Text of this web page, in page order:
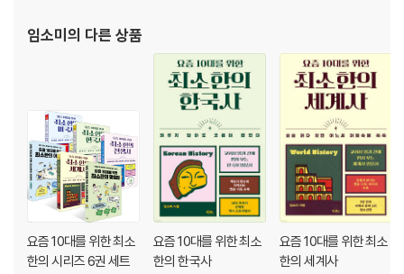
조선의 부흥과 발전을 이룬 예종과 성종
조선을 휘감은 피바람, 사화의 시대
임진왜란, 조선 역사의 분기점이 된 전쟁
PART 5. 격동의 시대를 거쳐 조선에서 대한제국으로
청나라에게 굴복한 인조의 굴욕
예송논쟁의 압박 속 환국에 휩싸인 조정
최장기 집권을 한 영조와 죄인의 아들
대한제국이 망하는 과정 망국의 군주들
임소미 의 다른 상품
요즘 10대를 위한 최소
한의 시리즈 6권 세트
요즘 10대를 위한 최소
한의 한국사
요즘 10대를 위한 최소
한의 세계사